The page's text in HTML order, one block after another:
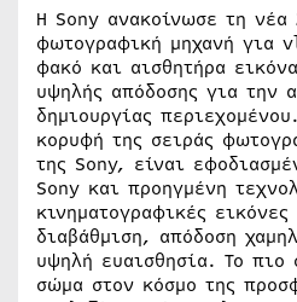
Η Sony ανακοίνωσε τη νέα
φωτογραφική μηχανή για
φακό και αισθητήρα
υψηλής απόδοσης για την
δημιουργίας
κορυφή της σειράς
της Sony, είναι
Sony και προηγμένη
κινηματογραφικές
διαβάθμιση, απόδοση
υψηλή ευαισθησία. Το πιο
σώμα στον κόσμο της